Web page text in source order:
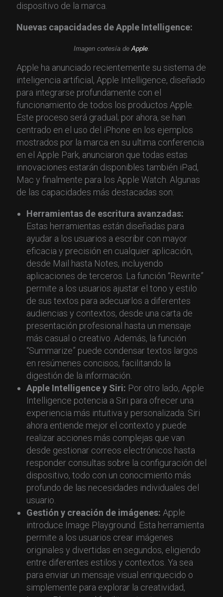
dispositivo de la marca.
Nuevas capacidades de Apple Intelligence:
Imagen cortesía deApple.
Apple ha anunciado recientemente su sistema de
inteligencia artificial, Apple Intelligence, diseñado
para integrarse profundamente con el
funcionamiento de todos los productos Apple.
Este proceso será gradual; por ahora, se han
centrado en el uso del iPhone en los ejemplos
mostrados por la marca en su ultima conferencia
en el Apple Park, anunciaron que todas estas
innovaciones estarán disponibles también iPad,
Mac y finalmente para los Apple Watch. Algunas
de las capacidades más destacadas son:
Herramientas de escritura avanzadas:
Estas herramientas están diseñadas para
ayudar a los usuarios a escribir con mayor
eficacia y precisión en cualquier aplicación,
desde Mail hasta Notes, incluyendo
aplicaciones de terceros. La función “Rewrite”
permite a los usuarios ajustar el tono y estilo
de sus textos para adecuarlos a diferentes
audiencias y contextos, desde una carta de
presentación profesional hasta un mensaje
más casual o creativo. Además, la función
“Summarize” puede condensar textos largos
en resúmenes concisos, facilitando la
digestión de la información.
Apple Intelligence y Siri: Por otro lado, Apple
Intelligence potencia a Siri para ofrecer una
experiencia más intuitiva y personalizada. Siri
ahora entiende mejor el contexto y puede
realizar acciones más complejas que van
desde gestionar correos electrónicos hasta
responder consultas sobre la configuración del
dispositivo, todo con un conocimiento más
profundo de las necesidades individuales del
usuario.
Gestión y creación de imágenes: Apple
introduce Image Playground. Esta herramienta
permite a los usuarios crear imágenes
originales y divertidas en segundos, eligiendo
entre diferentes estilos y contextos. Ya sea
para enviar un mensaje visual enriquecido o
simplemente para explorar la creatividad,